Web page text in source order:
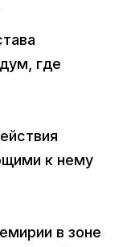
где
к нему
в зоне